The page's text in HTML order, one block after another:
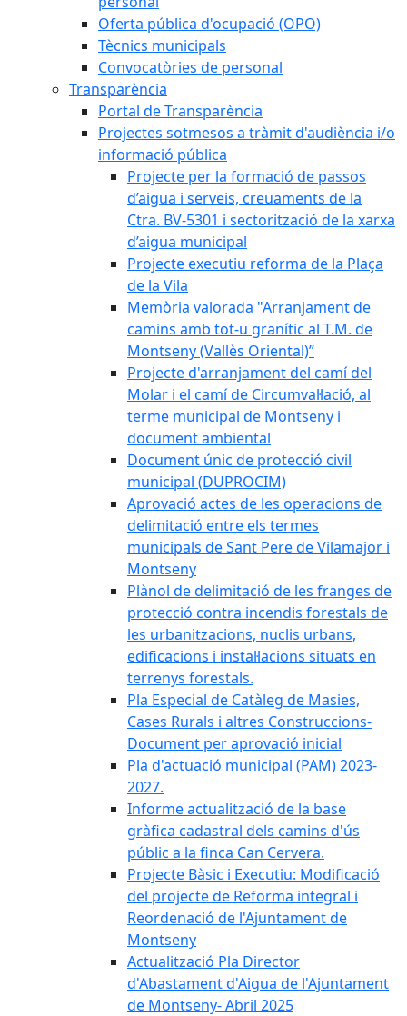
Oferta pública d'ocupació (OPO)
Tècnics municipals
Convocatòries de personal
Transparència
Portal de Transparència
Projectes sotmesos a tràmit d'audiència i/o
informació pública
Projecte per la formació de passos
d’aigua i serveis, creuaments de la
Ctra. BV-5301 i sectorització de la xarxa
d’aigua municipal
Projecte executiu reforma de la Plaça
de la Vila
Memòria valorada "Arranjament de
camins amb tot-u granític al T.M. de
Montseny (Vallès Oriental)”
Projecte d'arranjament del camí del
Molar i el camí de Circumval·lació, al
terme municipal de Montseny i
document ambiental
Document únic de protecció civil
municipal (DUPROCIM)
Aprovació actes de les operacions de
delimitació entre els termes
municipals de Sant Pere de Vilamajor i
Montseny
Plànol de delimitació de les franges de
protecció contra incendis forestals de
les urbanitzacions, nuclis urbans,
edificacions i instal·lacions situats en
terrenys forestals.
Pla Especial de Catàleg de Masies,
Cases Rurals i altres Construccions-
Document per aprovació inicial
Pla d'actuació municipal (PAM) 2023-
2027.
Informe actualització de la base
gràfica cadastral dels camins d'ús
públic a la finca Can Cervera.
Projecte Bàsic i Executiu: Modificació
del projecte de Reforma integral i
Reordenació de l'Ajuntament de
Montseny
Actualització Pla Director
d'Abastament d'Aigua de l'Ajuntament
de Montseny- Abril 2025